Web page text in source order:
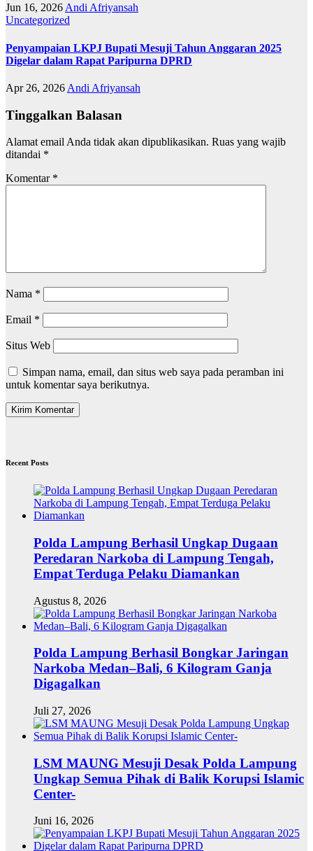
Jun 16, 2026 Andi Afriyansah
Uncategorized
Penyampaian LKPJ Bupati Mesuji Tahun Anggaran 2025
Digelar dalam Rapat Paripurna DPRD
Apr 26, 2026 Andi Afriyansah
Tinggalkan Balasan
Alamat email Anda tidak akan dipublikasikan. Ruas yang wajib
ditandai *
Komentar *
Nama *
Email *
Situs Web
Simpan nama, email, dan situs web saya pada peramban ini
untuk komentar saya berikutnya.
Recent Posts
Polda Lampung Berhasil Ungkap Dugaan
Peredaran Narkoba di Lampung Tengah,
Empat Terduga Pelaku Diamankan
Agustus 8, 2026
Polda Lampung Berhasil Bongkar Jaringan
Narkoba Medan–Bali, 6 Kilogram Ganja
Digagalkan
Juli 27, 2026
LSM MAUNG Mesuji Desak Polda Lampung
Ungkap Semua Pihak di Balik Korupsi Islamic
Center-
Juni 16, 2026